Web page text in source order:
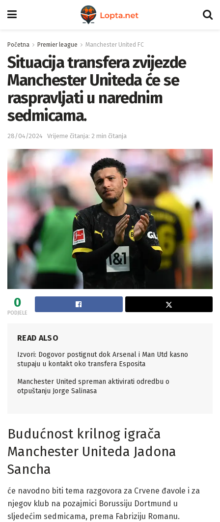
Početna Premier league Manchester United FC
Situacija transfera zvijezde
Manchester Uniteda će se
raspravljati u narednim
sedmicama.
28/04/2024 Vrijeme čitanja: 2 min čitanja
0
PODJELE
READ ALSO
Izvori: Dogovor postignut dok Arsenal i Man Utd kasno
stupaju u kontakt oko transfera Esposita
Manchester United spreman aktivirati odredbu o
otpuštanju Jorge Salinasa
Budućnost krilnog igrača
Manchester Uniteda Jadona
Sancha
će navodno biti tema razgovora za Crvene đavole i za
njegov klub na pozajmici Borussiju Dortmund u
sljedećim sedmicama, prema Fabriziju Romanu.